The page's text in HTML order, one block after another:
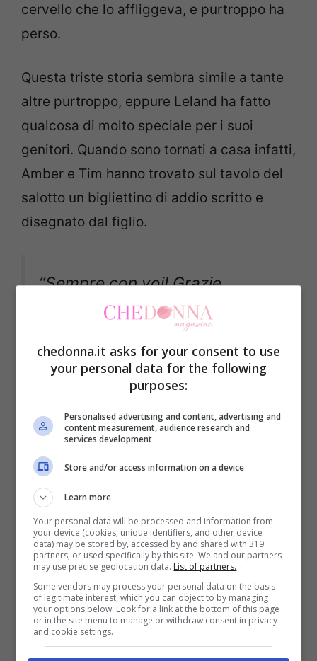
cervello che lo affliggeva, e purtroppo ha
perso.
Questa triste storia sembra simile a tante
altre purtroppo, eppure Leland ha fatto
qualcosa di molto speciale per i suoi
genitori. Quando sono tornati a casa infatti,
Amber e Tim hanno trovato sul tavolo del
salotto un bigliettino di addio scritto e
disegnato dal figlio.
“Sempre con voi! Grazie,
mamma e papà. Vi voglio bene”
“Avrebbe potuto fare grandi cose in questo
mondo –ha commentato mamma Amber
Nessuno dovrebbe mai seppellire un
chedonna.it asks for your consent to use
your personal data for the following
purposes:
Personalised advertising and content, advertising and
content measurement, audience research and
services development
Store and/or access information on a device
Learn more
Your personal data will be processed and information from
your device (cookies, unique identifiers, and other device
data) may be stored by, accessed by and shared with 319
partners, or used specifically by this site. We and our partners
may use precise geolocation data. List of partners.
Some vendors may process your personal data on the basis
of legitimate interest, which you can object to by managing
your options below. Look for a link at the bottom of this page
or in the site menu to manage or withdraw consent in privacy
and cookie settings.